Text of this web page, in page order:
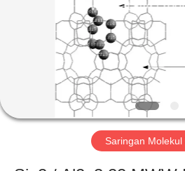
PRODUK
TENTANG
TUR
Saringan Molekul